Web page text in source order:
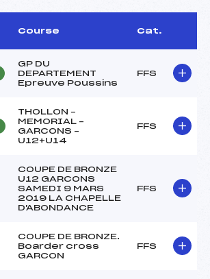
Course Cat.
GP DU
DEPARTEMENT
Epreuve Poussins
FFS
THOLLON –
MEMORIAL –
GARCONS –
U12+U14
FFS
COUPE DE BRONZE
U12 GARCONS
SAMEDI 9 MARS
2019 LA CHAPELLE
D'ABONDANCE
FFS
COUPE DE BRONZE.
Boarder cross
GARCON
FFS